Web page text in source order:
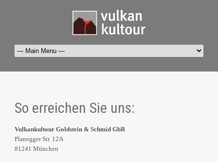
So erreichen Sie uns:
Vulkankultour Goldstein & Schmid GbR
Planegger Str. 12A
81241 München